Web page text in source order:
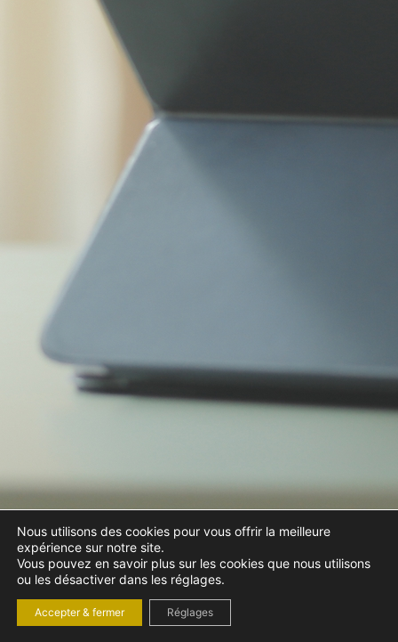
Nous utilisons des cookies pour vous offrir la meilleure
expérience sur notre site.
Vous pouvez en savoir plus sur les cookies que nous utilisons
ou les désactiver dans les réglages.
Accepter & fermer Réglages